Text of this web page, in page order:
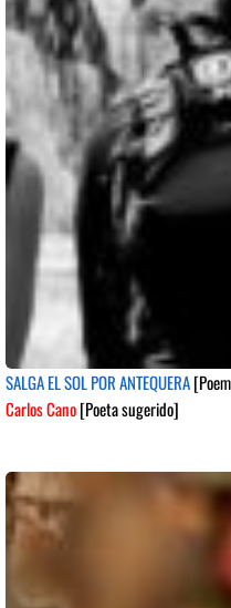
SALGA EL SOL POR ANTEQUERA
Carlos Cano[Poeta sugerido]